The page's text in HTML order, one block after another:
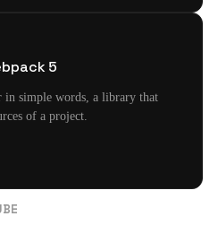
5
in simple words, a library that
of a project.